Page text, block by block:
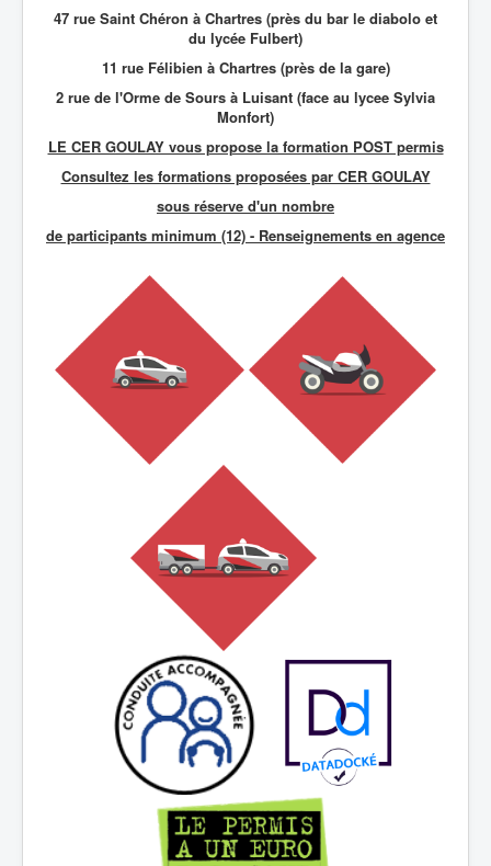
47 rue Saint Chéron à Chartres (près du bar le diabolo et
du lycée Fulbert)
11 rue Félibien à Chartres (près de la gare)
2 rue de l'Orme de Sours à Luisant (face au lycee Sylvia
Monfort)
LE CER GOULAY vous propose la formation POST permis
Consultez les formations proposées par CER GOULAY
sous réserve d'un nombre
de participants minimum (12) - Renseignements en agence